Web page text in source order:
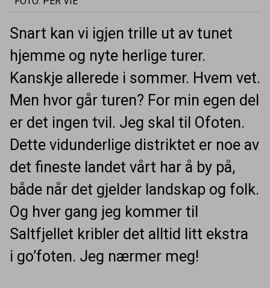
Snart kan vi igjen trille ut av tunet
hjemme og nyte herlige turer.
Kanskje allerede i sommer. Hvem vet.
Men hvor går turen? For min egen del
er det ingen tvil. Jeg skal til Ofoten.
Dette vidunderlige distriktet er noe av
det fineste landet vårt har å by på,
både når det gjelder landskap og folk.
Og hver gang jeg kommer til
Saltfjellet kribler det alltid litt ekstra
i go’foten. Jeg nærmer meg!